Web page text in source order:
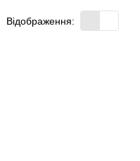
Відображення: